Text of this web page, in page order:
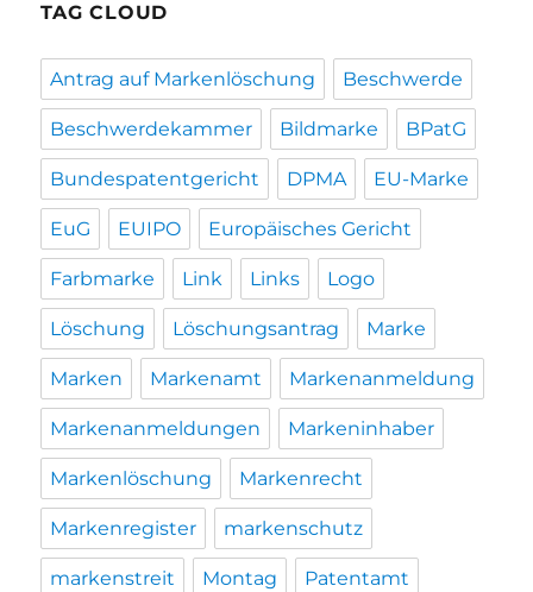
TAG CLOUD
Antrag auf Markenlöschung Beschwerde
Beschwerdekammer Bildmarke BPatG
Bundespatentgericht DPMA EU-Marke
EuG EUIPO Europäisches Gericht
Farbmarke Link Links Logo
Löschung Löschungsantrag Marke
Marken Markenamt Markenanmeldung
Markenanmeldungen Markeninhaber
Markenlöschung Markenrecht
Markenregister markenschutz
markenstreit Montag Patentamt